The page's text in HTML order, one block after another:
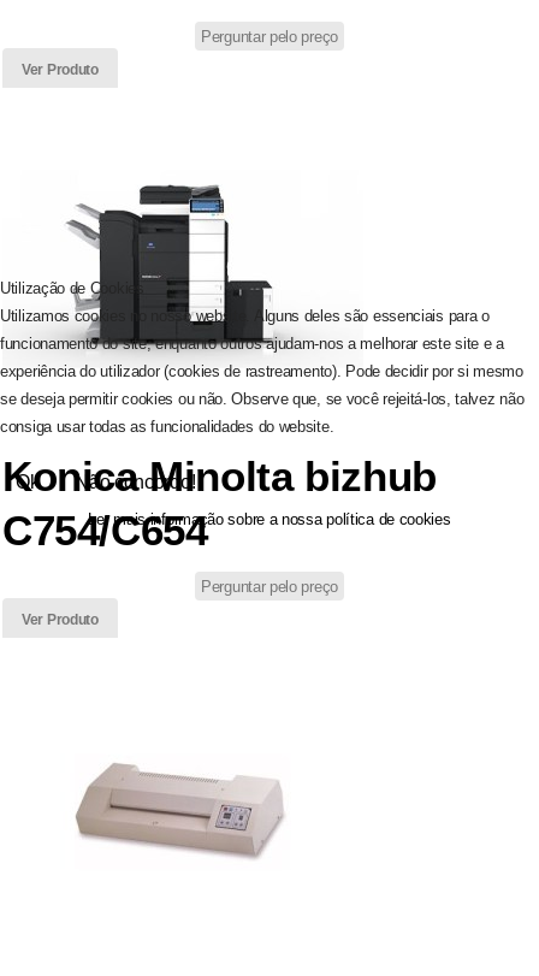
Perguntar pelo preço
Ver Produto
Konica Minolta bizhub
C754/C654
Perguntar pelo preço
Ver Produto
Utilização de Cookies
Utilizamos cookies no nosso website. Alguns deles são essenciais para o
funcionamento do site, enquanto outros ajudam-nos a melhorar este site e a
experiência do utilizador (cookies de rastreamento). Pode decidir por si mesmo
se deseja permitir cookies ou não. Observe que, se você rejeitá-los, talvez não
consiga usar todas as funcionalidades do website.
Ok Não concordo!
Ler mais informação sobre a nossa política de cookies